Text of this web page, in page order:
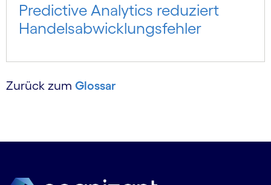
Predictive Analytics reduziert
Handels­abwicklungs­fehler
Zurück zum Glossar